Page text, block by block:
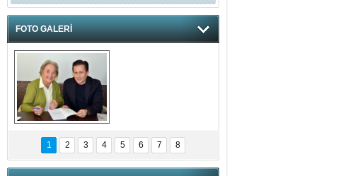
FOTO GALERİ
hnzzzna
1 2 3 4 5 6 7 8